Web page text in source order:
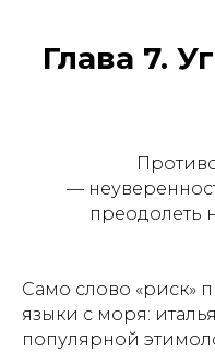
Глава 7.
—
преодолеть
Само слово «риск»
языки с моря:
популярной